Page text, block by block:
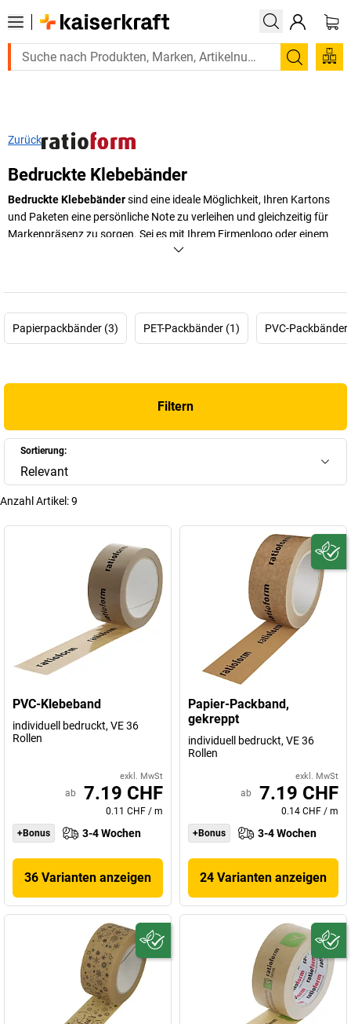
Suchen
Zurück
Bedruckte Klebebänder
Bedruckte Klebebändersind eine ideale Möglichkeit, Ihren Kartons
und Paketen eine persönliche Note zu verleihen und gleichzeitig für
Markenpräsenz zu sorgen. Sei es mit Ihrem Firmenlogo oder einem
anderen Wunschmotiv, machen Sie Ihre Verpackungen
Papierpackbänder (3) PET-Packbänder (1) PVC-Packbänder
Filtern
Sortierung:
Relevant
Anzahl Artikel:9
PVC-Klebeband
individuell bedruckt, VE 36
Rollen
exkl. MwSt
ab 7.19 CHF
0.11 CHF / m
+Bonus
3-4 Wochen
36 Varianten anzeigen
Papier-Packband,
gekreppt
individuell bedruckt, VE 36
Rollen
exkl. MwSt
ab 7.19 CHF
0.14 CHF / m
+Bonus
3-4 Wochen
24 Varianten anzeigen